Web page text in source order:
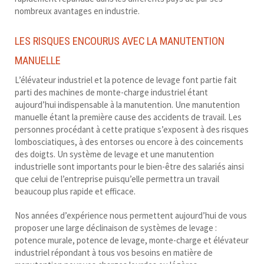
nombreux avantages en industrie.
LES RISQUES ENCOURUS AVEC LA MANUTENTION
MANUELLE
L’élévateur industriel et la potence de levage font partie fait
parti des machines de monte-charge industriel étant
aujourd’hui indispensable à la manutention. Une manutention
manuelle étant la première cause des accidents de travail. Les
personnes procédant à cette pratique s’exposent à des risques
lombosciatiques, à des entorses ou encore à des coincements
des doigts. Un système de levage et une manutention
industrielle sont importants pour le bien-être des salariés ainsi
que celui de l’entreprise puisqu’elle permettra un travail
beaucoup plus rapide et efficace.
Nos années d’expérience nous permettent aujourd’hui de vous
proposer une large déclinaison de systèmes de levage :
potence murale, potence de levage, monte-charge et élévateur
industriel répondant à tous vos besoins en matière de